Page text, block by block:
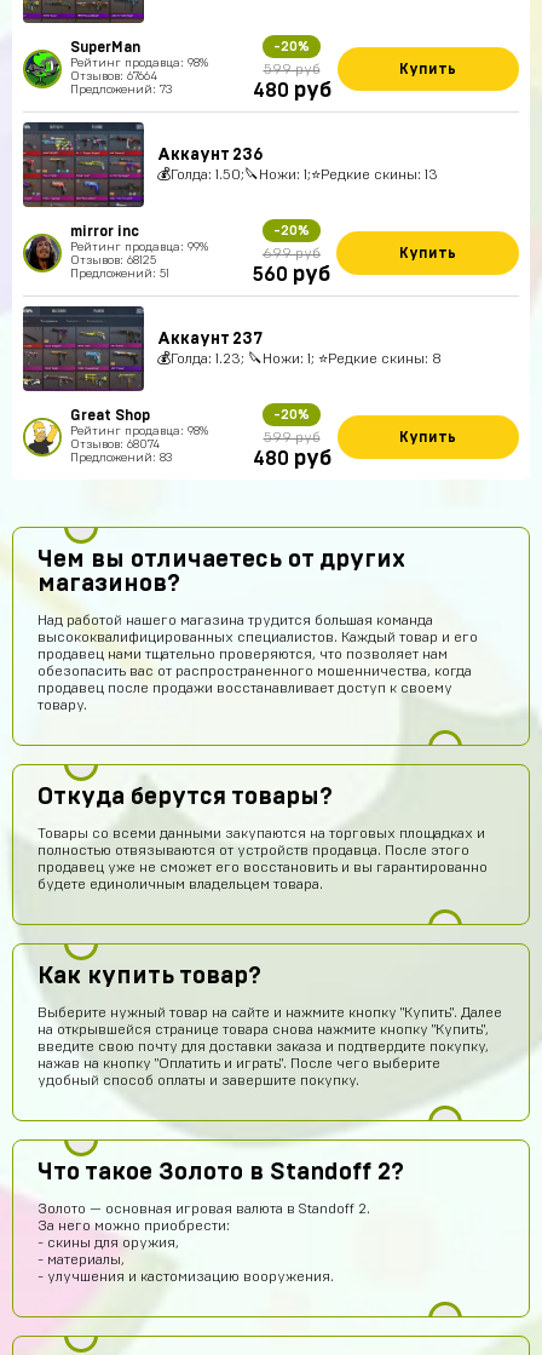
SuperMan
Рейтинг продавца: 98%
Отзывов: 67664
Предложений: 73
-20%
599 руб
480 руб
Купить
Аккаунт 236
💰Голда: 1.50;🔪Ножи: 1;⭐️Редкие скины: 13
mirror inc
Рейтинг продавца: 99%
Отзывов: 68125
Предложений: 51
-20%
699 руб
560 руб
Купить
Аккаунт 237
💰Голда: 1.23; 🔪Ножи: 1; ⭐️Редкие скины: 8
Great Shop
Рейтинг продавца: 98%
Отзывов: 68074
Предложений: 83
-20%
599 руб
480 руб
Купить
Чем вы отличаетесь от других
магазинов?
Над работой нашего магазина трудится большая команда
высококвалифицированных специалистов. Каждый товар и его
продавец нами тщательно проверяются, что позволяет нам
обезопасить вас от распространенного мошенничества, когда
продавец после продажи восстанавливает доступ к своему
товару.
Откуда берутся товары?
Товары со всеми данными закупаются на торговых площадках и
полностью отвязываются от устройств продавца. После этого
продавец уже не сможет его восстановить и вы гарантированно
будете единоличным владельцем товара.
Как купить товар?
Выберите нужный товар на сайте и нажмите кнопку "Купить". Далее
на открывшейся странице товара снова нажмите кнопку "Купить",
введите свою почту для доставки заказа и подтвердите покупку,
нажав на кнопку "Оплатить и играть". После чего выберите
удобный способ оплаты и завершите покупку.
Что такое Золото в Standoff 2?
Золото — основная игровая валюта в Standoff 2.
За него можно приобрести:
- скины для оружия,
- материалы,
- улучшения и кастомизацию вооружения.
Я не бот 12345
Даниил Кыров 13 часов назад
Оятилло Хаитов
Точно прям уверен уже 4 акк по фри фаер всё приходит
😈
potkukocta
Сайт топ!!!
Макс Коробков
Топчик. Акк пришел теперь рублуюсь на нормальном а